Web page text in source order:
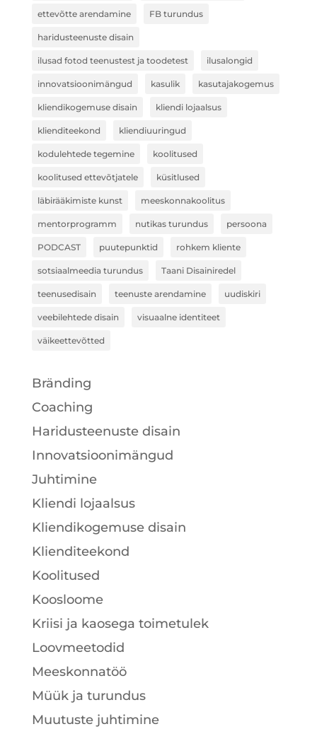
ettevõtte arendamine FB turundus
haridusteenuste disain
ilusad fotod teenustest ja toodetest ilusalongid
innovatsioonimängud kasulik kasutajakogemus
kliendikogemuse disain kliendi lojaalsus
klienditeekond kliendiuuringud
kodulehtede tegemine koolitused
koolitused ettevõtjatele küsitlused
läbirääkimiste kunst meeskonnakoolitus
mentorprogramm nutikas turundus persoona
PODCAST puutepunktid rohkem kliente
sotsiaalmeedia turundus Taani Disainiredel
teenusedisain teenuste arendamine uudiskiri
veebilehtede disain visuaalne identiteet
väikeettevõtted
Bränding
Coaching
Haridusteenuste disain
Innovatsioonimängud
Juhtimine
Kliendi lojaalsus
Kliendikogemuse disain
Klienditeekond
Koolitused
Koosloome
Kriisi ja kaosega toimetulek
Loovmeetodid
Meeskonnatöö
Müük ja turundus
Muutuste juhtimine